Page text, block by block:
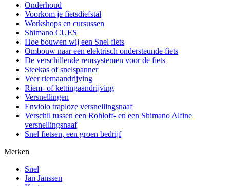
Onderhoud
Voorkom je fietsdiefstal
Workshops en cursussen
Shimano CUES
Hoe bouwen wij een Snel fiets
Ombouw naar een elektrisch ondersteunde fiets
De verschillende remsystemen voor de fiets
Steekas of snelspanner
Veer riemaandrijving
Riem- of kettingaandrijving
Versnellingen
Enviolo traploze versnellingsnaaf
Verschil tussen een Rohloff- en een Shimano Alfine
versnellingsnaaf
Snel fietsen, een groen bedrijf
Merken
Snel
Jan Janssen